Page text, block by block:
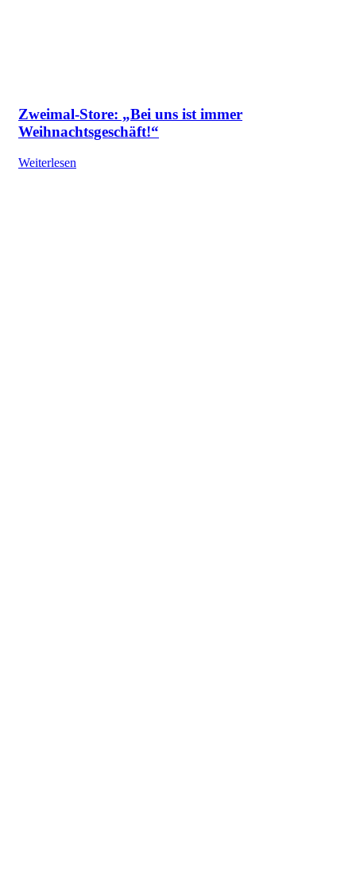
Zweimal-Store: „Bei uns ist immer
Weihnachtsgeschäft!“
Weiterlesen